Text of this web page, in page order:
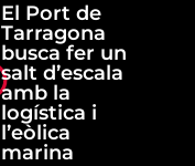
El Port de
Tarragona
busca fer un
salt d’escala
amb la
logística i
l’eòlica
marina